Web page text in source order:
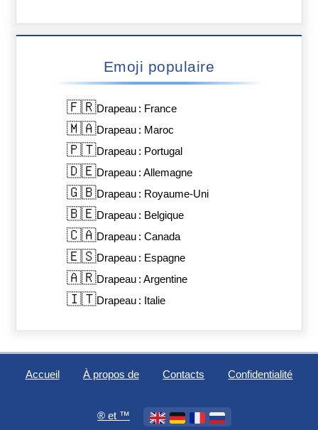
Emoji populaire
🇫🇷Drapeau : France
🇲🇦Drapeau : Maroc
🇵🇹Drapeau : Portugal
🇩🇪Drapeau : Allemagne
🇬🇧Drapeau : Royaume-Uni
🇧🇪Drapeau : Belgique
🇨🇦Drapeau : Canada
🇪🇸Drapeau : Espagne
🇦🇷Drapeau : Argentine
🇮🇹Drapeau : Italie
Accueil À propos de Contacts Confidentialité
®️ et ™